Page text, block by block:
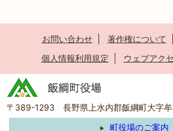
お問い合わせ 著作権について
個人情報利用規定
ウェブアク
〒389-1293 長野県上水内郡飯綱町大字
町役場のご案内